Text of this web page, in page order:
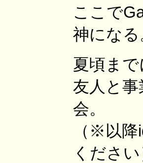
ここで
神になる
夏頃ま
友人と
会。
（※以
ください